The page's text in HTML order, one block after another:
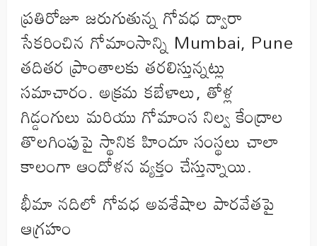
ప్రతిరోజూ జరుగుతున్న గోవధ ద్వారా
సేకరించిన గోమాంసాన్ని Mumbai, Pune
తదితర ప్రాంతాలకు తరలిస్తున్నట్లు
సమాచారం. అక్రమ కబేళాలు, తోళ్ల
గిడ్డంగులు మరియు గోమాంస నిల్వ కేంద్రాల
తొలగింపుపై స్థానిక హిందూ సంస్థలు చాలా
కాలంగా ఆందోళన వ్యక్తం చేస్తున్నాయి.
భీమా నదిలో గోవధ అవశేషాల పారవేతపై
ఆగ్రహం